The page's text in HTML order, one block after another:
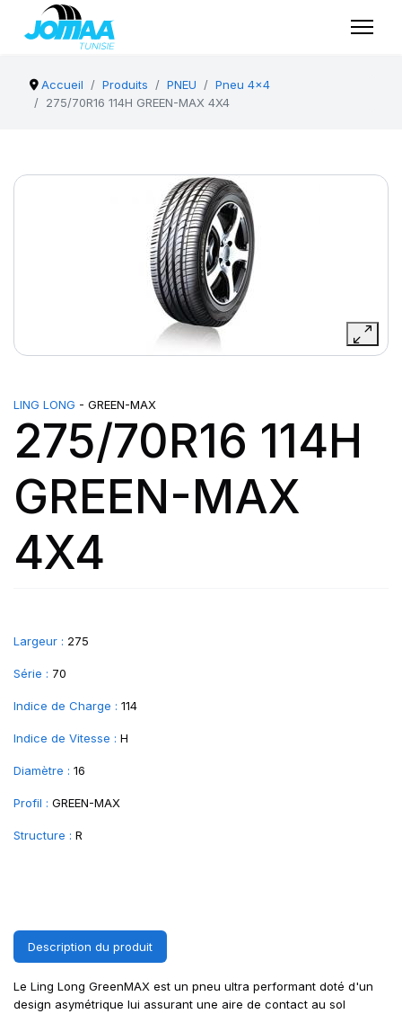
Accueil Produits PNEU
Pneu 4x4
275/70R16 114H GREEN-MAX 4X4
LING LONG - GREEN-MAX
275/70R16 114H
GREEN-MAX
4X4
Largeur : 275
Série : 70
Indice de Charge : 114
Indice de Vitesse : H
Diamètre : 16
Profil : GREEN-MAX
Structure : R
Description du produit
Le Ling Long GreenMAX est un pneu ultra performant doté d'un
design asymétrique lui assurant une aire de contact au sol